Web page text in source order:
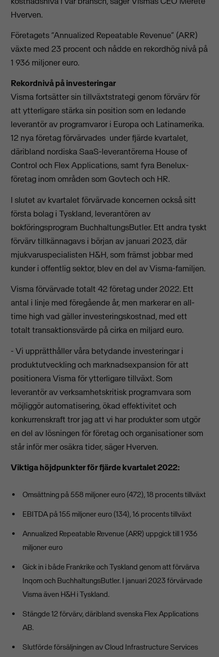
Hverven.
Företagets “Annualized Repeatable Revenue” (ARR)
växte med 23 procent och nådde en rekordhög nivå på
1 936 miljoner euro.
Rekordnivå på investeringar
Visma fortsätter sin tillväxtstrategi genom förvärv för
att ytterligare stärka sin position som en ledande
leverantör av programvaror i Europa och Latinamerika.
12 nya företag förvärvades under fjärde kvartalet,
däribland nordiska SaaS-leverantörerna House of
Control och Flex Applications, samt fyra Benelux-
företag inom områden som Govtech och HR.
I slutet av kvartalet förvärvade koncernen också sitt
första bolag i Tyskland, leverantören av
bokföringsprogram BuchhaltungsButler. Ett andra tyskt
förvärv tillkännagavs i början av januari 2023, där
mjukvaruspecialisten H&H, som främst jobbar med
kunder i offentlig sektor, blev en del av Visma-familjen.
Visma förvärvade totalt 42 företag under 2022. Ett
antal i linje med föregående år, men markerar en all-
time high vad gäller investeringskostnad, med ett
totalt transaktionsvärde på cirka en miljard euro.
- Vi upprätthåller våra betydande investeringar i
produktutveckling och marknadsexpansion för att
positionera Visma för ytterligare tillväxt. Som
leverantör av verksamhetskritisk programvara som
möjliggör automatisering, ökad effektivitet och
konkurrenskraft tror jag att vi har produkter som utgör
en del av lösningen för företag och organisationer som
står inför mer osäkra tider, säger Hverven.
Viktiga höjdpunkter för fjärde kvartalet 2022:
Omsättning på 558 miljoner euro (472), 18 procents tillväxt
EBITDA på 155 miljoner euro (134), 16 procents tillväxt
Annualized Repeatable Revenue (ARR) uppgick till 1 936
miljoner euro
Gick in i både Frankrike och Tyskland genom att förvärva
Inqom och BuchhaltungsButler. I januari 2023 förvärvade
Visma även H&H i Tyskland.
Stängde 12 förvärv, däribland svenska Flex Applications
AB.
Slutförde försäljningen av Cloud Infrastructure Services